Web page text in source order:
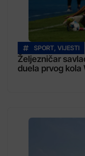
SPORT VIJESTI
Željezničar
duela prvog kola